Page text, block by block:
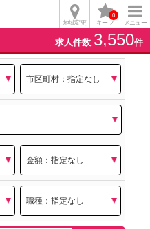
メニュー
キープ
0
地域変更
求人件数 3,550件